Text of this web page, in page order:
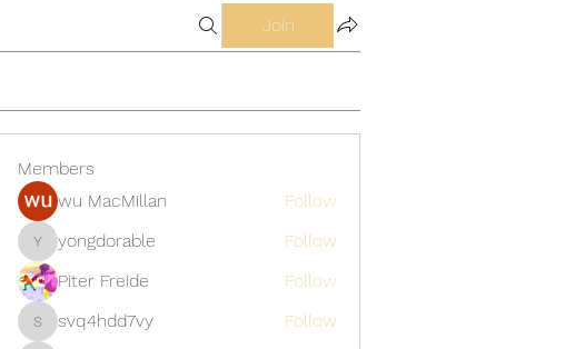
Join
Members
wu MacMillan
Follow
yongdorable
yongdorable
Follow
Piter Freide
Follow
svq4hdd7vy
svq4hdd7vy Follow